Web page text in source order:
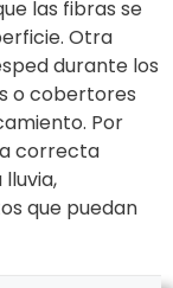
las fibras se
Otra
durante los
o cobertores
Por
correcta
que puedan